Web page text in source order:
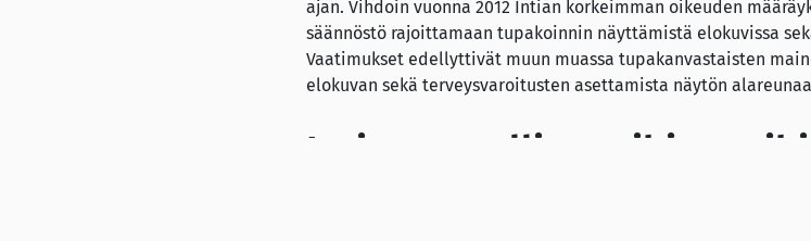
ajan. Vihdoin vuonna 2012 Intian korkeimman oikeuden
säännöstö rajoittamaan tupakoinnin näyttämistä elokuvissa
Vaatimukset edellyttivät muun muassa tupakanvastaisten
elokuvan sekä terveysvaroitusten asettamista näytön
Intiasta mallia muihin maihin